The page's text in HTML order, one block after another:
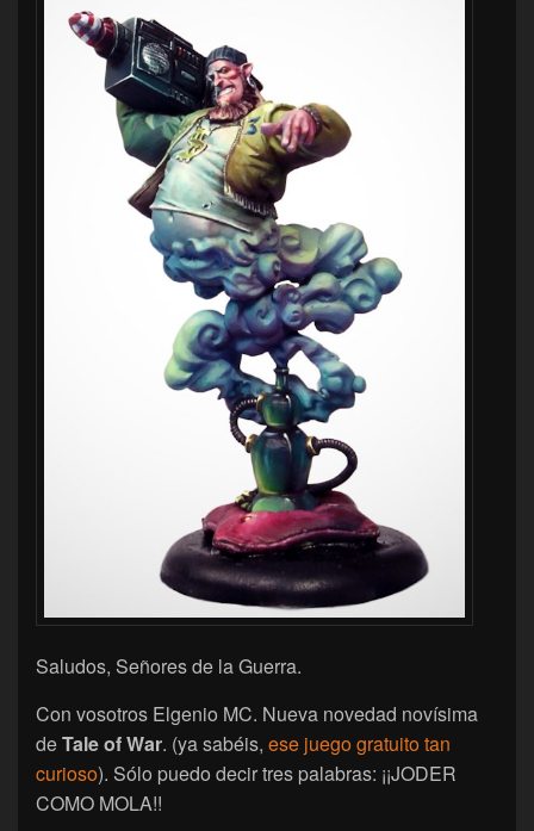
Saludos, Señores de la Guerra.
Con vosotros Elgenio MC. Nueva novedad novísima
deTale of War. (ya sabéis, ese juego gratuito tan
curioso). Sólo puedo decir tres palabras: ¡¡JODER
COMO MOLA!!